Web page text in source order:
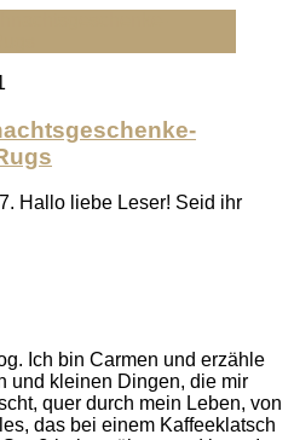
Hallo liebe Leser! Seid ihr
Ich bin Carmen und erzähle
und kleinen Dingen, die mir
quer durch mein Leben, von
das bei einem Kaffeeklatsch